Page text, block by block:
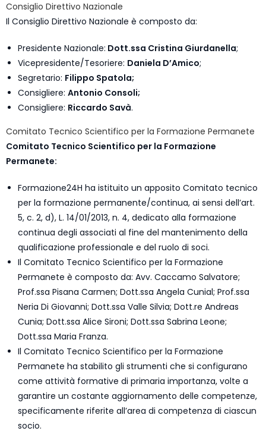
Consiglio Direttivo Nazionale
Il Consiglio Direttivo Nazionale è composto da:
Presidente Nazionale: Dott.ssa Cristina Giurdanella;
Vicepresidente/Tesoriere: Daniela D’Amico;
Segretario: Filippo Spatola;
Consigliere: Antonio Consoli;
Consigliere: Riccardo Savà.
Comitato Tecnico Scientifico per la Formazione Permanete
Comitato Tecnico Scientifico per la Formazione
Permanete:
Formazione24H ha istituito un apposito Comitato tecnico
per la formazione permanente/continua, ai sensi dell’art.
5, c. 2, d), L. 14/01/2013, n. 4, dedicato alla formazione
continua degli associati al fine del mantenimento della
qualificazione professionale e del ruolo di soci.
Il Comitato Tecnico Scientifico per la Formazione
Permanete è composto da: Avv. Caccamo Salvatore;
Prof.ssa Pisana Carmen; Dott.ssa Angela Cunial; Prof.ssa
Neria Di Giovanni; Dott.ssa Valle Silvia; Dott.re Andreas
Cunia; Dott.ssa Alice Sironi; Dott.ssa Sabrina Leone;
Dott.ssa Maria Franza.
Il Comitato Tecnico Scientifico per la Formazione
Permanete ha stabilito gli strumenti che si configurano
come attività formative di primaria importanza, volte a
garantire un costante aggiornamento delle competenze,
specificamente riferite all’area di competenza di ciascun
socio.